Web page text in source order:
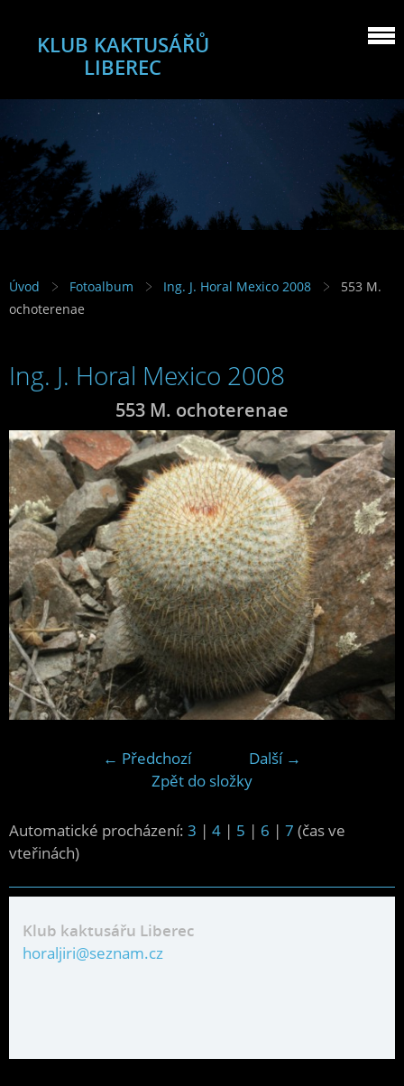
KLUB KAKTUSÁŘŮ
LIBEREC
Úvod Fotoalbum Ing. J. Horal Mexico 2008
553 M.
ochoterenae
Ing. J. Horal Mexico 2008
553 M. ochoterenae
← Předchozí
Další →
Zpět do složky
Automatické procházení: 3 | 4 | 5 | 6 | 7 (čas ve
vteřinách)
Klub kaktusářu Liberec
horaljiri@seznam.cz